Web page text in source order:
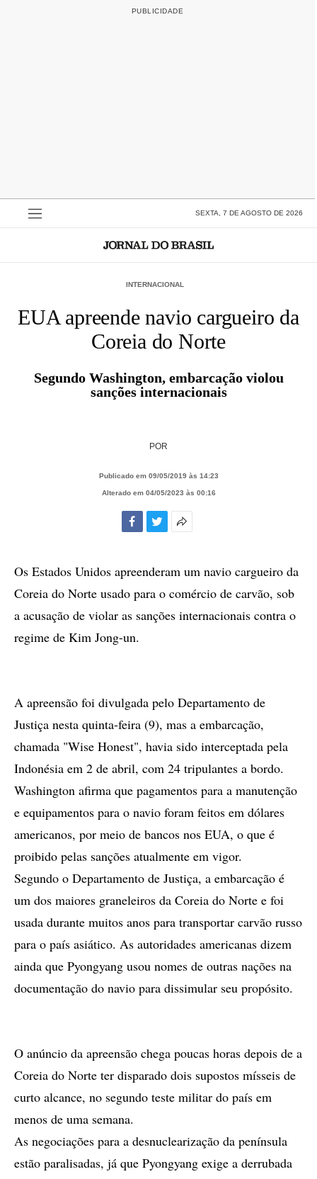
SEXTA, 7 DE AGOSTO DE 2026
INTERNACIONAL
EUA apreende navio cargueiro da
Coreia do Norte
Segundo Washington, embarcação violou
sanções internacionais
POR
Publicado em 09/05/2019 às 14:23
Alterado em 04/05/2023 às 00:16
compartilhamento
Os Estados Unidos apreenderam um navio cargueiro da
Coreia do Norte usado para o comércio de carvão, sob
a acusação de violar as sanções internacionais contra o
regime de Kim Jong-un.
A apreensão foi divulgada pelo Departamento de
Justiça nesta quinta-feira (9), mas a embarcação,
chamada "Wise Honest", havia sido interceptada pela
Indonésia em 2 de abril, com 24 tripulantes a bordo.
Washington afirma que pagamentos para a manutenção
e equipamentos para o navio foram feitos em dólares
americanos, por meio de bancos nos EUA, o que é
proibido pelas sanções atualmente em vigor.
Segundo o Departamento de Justiça, a embarcação é
um dos maiores graneleiros da Coreia do Norte e foi
usada durante muitos anos para transportar carvão russo
para o país asiático. As autoridades americanas dizem
ainda que Pyongyang usou nomes de outras nações na
documentação do navio para dissimular seu propósito.
O anúncio da apreensão chega poucas horas depois de a
Coreia do Norte ter disparado dois supostos mísseis de
curto alcance, no segundo teste militar do país em
menos de uma semana.
As negociações para a desnuclearização da península
estão paralisadas, já que Pyongyang exige a derrubada